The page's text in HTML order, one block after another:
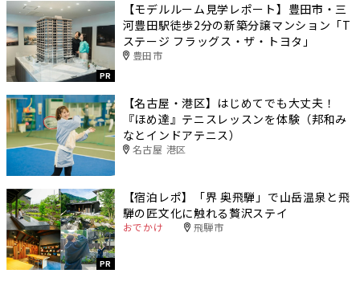
PR
【モデルルーム見学レポート】豊田市・三
河豊田駅徒歩2分の新築分譲マンション「T
ステージ フラッグス・ザ・トヨタ」
豊田市
【名古屋・港区】はじめてでも大丈夫！
『ほめ達』テニスレッスンを体験（邦和み
なとインドアテニス）
名古屋 港区
PR
【宿泊レポ】「界 奥飛騨」で山岳温泉と飛
騨の匠文化に触れる贅沢ステイ
おでかけ 飛騨市